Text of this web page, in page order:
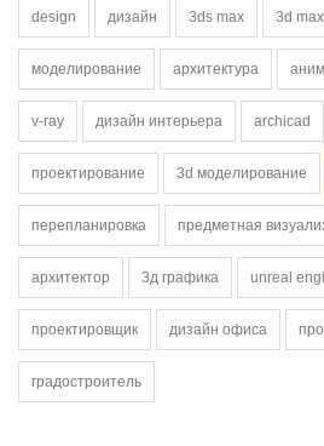
design дизайн 3ds max 3d max
моделирование архитектура
v-ray дизайн интерьера archicad
проектирование 3d моделирование
перепланировка предметная
архитектор 3д графика unreal
проектировщик дизайн офиса
градостроитель